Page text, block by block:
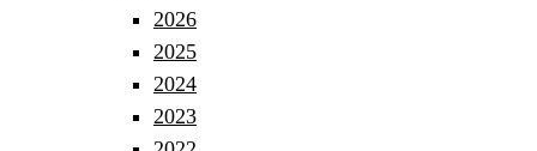
2026
2025
2024
2023